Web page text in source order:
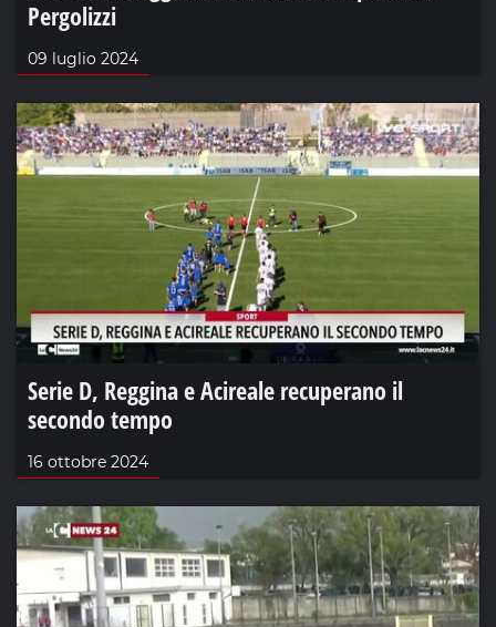
Pergolizzi
09 luglio 2024
Serie D, Reggina e Acireale recuperano il
secondo tempo
16 ottobre 2024